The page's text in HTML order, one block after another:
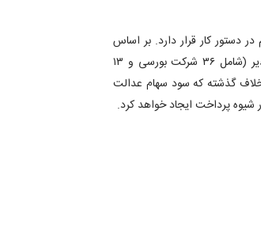
بورس خبر داد که در سال ۱۴۰۴، طرحی مهم در دستور کار قرار دارد. بر اساس
این طرح، سود سهام عدالت پس از برگزاری مجمع شرکت‌های سرمایه‌پذیر (شامل ۳۶ شرکت بورسی و ۱۳
گذشته که سود سهام عدالت
شیوه پرداخت ایجاد خواهد کرد.